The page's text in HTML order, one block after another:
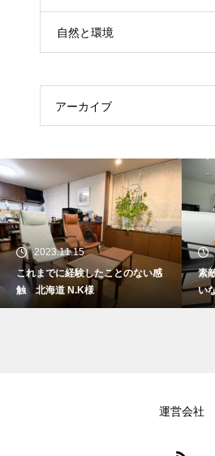
自然と環境
アーカイブ
2023.11.15
これまでに経験したことのない感
触 北海道 N.K様
素
い
運営会社